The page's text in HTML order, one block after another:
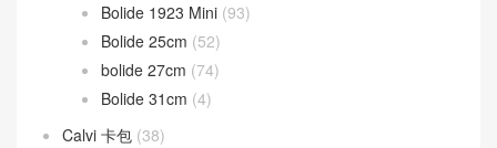
Bolide 1923 Mini (93)
Bolide 25cm (52)
bolide 27cm (74)
Bolide 31cm (4)
Calvi 卡包 (38)